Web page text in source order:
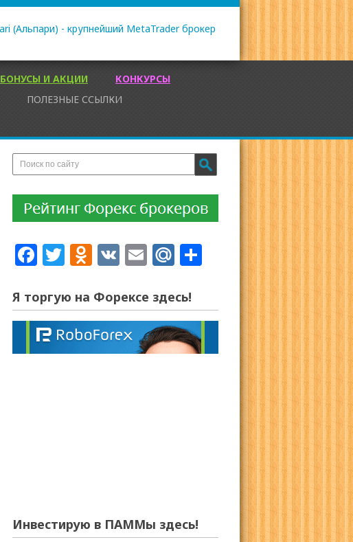
БОНУСЫ И АКЦИИ
КОНКУРСЫ
ПОЛЕЗНЫЕ ССЫЛКИ
Facebook
Twitter
Odnoklassniki
VKEmailMail.Ru
Отправить
Я торгую на Форексе здесь!
Инвестирую в ПАММы здесь!